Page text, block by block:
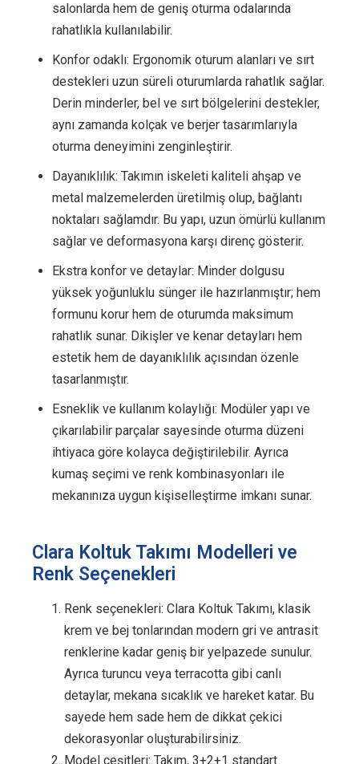
salonlarda hem de geniş oturma odalarında
rahatlıkla kullanılabilir.
Konfor odaklı: Ergonomik oturum alanları ve sırt
destekleri uzun süreli oturumlarda rahatlık sağlar.
Derin minderler, bel ve sırt bölgelerini destekler,
aynı zamanda kolçak ve berjer tasarımlarıyla
oturma deneyimini zenginleştirir.
Dayanıklılık: Takımın iskeleti kaliteli ahşap ve
metal malzemelerden üretilmiş olup, bağlantı
noktaları sağlamdır. Bu yapı, uzun ömürlü kullanım
sağlar ve deformasyona karşı direnç gösterir.
Ekstra konfor ve detaylar: Minder dolgusu
yüksek yoğunluklu sünger ile hazırlanmıştır; hem
formunu korur hem de oturumda maksimum
rahatlık sunar. Dikişler ve kenar detayları hem
estetik hem de dayanıklılık açısından özenle
tasarlanmıştır.
Esneklik ve kullanım kolaylığı: Modüler yapı ve
çıkarılabilir parçalar sayesinde oturma düzeni
ihtiyaca göre kolayca değiştirilebilir. Ayrıca
kumaş seçimi ve renk kombinasyonları ile
mekanınıza uygun kişiselleştirme imkanı sunar.
Clara Koltuk Takımı Modelleri ve
Renk Seçenekleri
Renk seçenekleri: Clara Koltuk Takımı, klasik
krem ve bej tonlarından modern gri ve antrasit
renklerine kadar geniş bir yelpazede sunulur.
Ayrıca turuncu veya terracotta gibi canlı
detaylar, mekana sıcaklık ve hareket katar. Bu
sayede hem sade hem de dikkat çekici
dekorasyonlar oluşturabilirsiniz.
Model çeşitleri: Takım, 3+2+1 standart